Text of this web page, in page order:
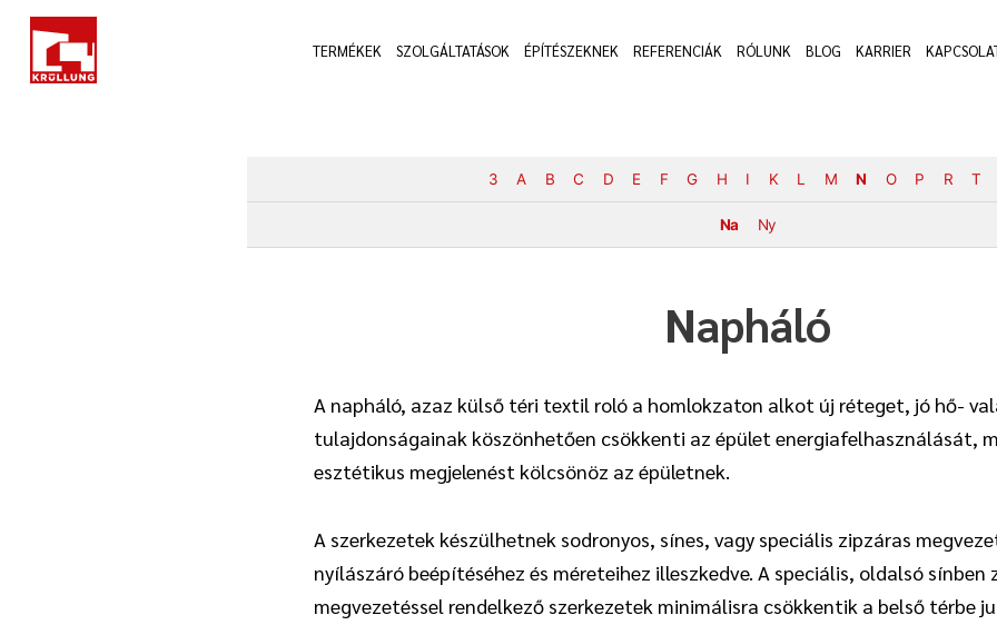
Skip
content
TERMÉKEK SZOLGÁLTATÁSOK ÉPÍTÉSZEKNEK REFERENCIÁK RÓLUNK BLOG KARRIER
3 A B C D E F G H I K L M N O P R T
Na Ny
Napháló
A napháló, azaz külső téri textil roló a homlokzaton alkot új réteget, jó hő-
tulajdonságainak köszönhetően csökkenti az épület energiafelhasználását,
esztétikus megjelenést kölcsönöz az épületnek.
A szerkezetek készülhetnek sodronyos, sínes, vagy speciális zipzáras
nyílászáró beépítéséhez és méreteihez illeszkedve. A speciális, oldalsó sínben
megvezetéssel rendelkező szerkezetek minimálisra csökkentik a belső térbe